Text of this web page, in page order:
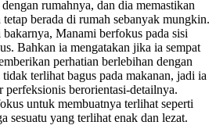
rumahnya, dan dia memastikan
berada di rumah sebanyak mungkin.
Manami berfokus pada sisi
Bahkan ia mengatakan jika ia sempat
perhatian berlebihan dengan
terlihat bagus pada makanan, jadi ia
perfeksionis berorientasi-detailnya.
untuk membuatnya terlihat seperti
sesuatu yang terlihat enak dan lezat.